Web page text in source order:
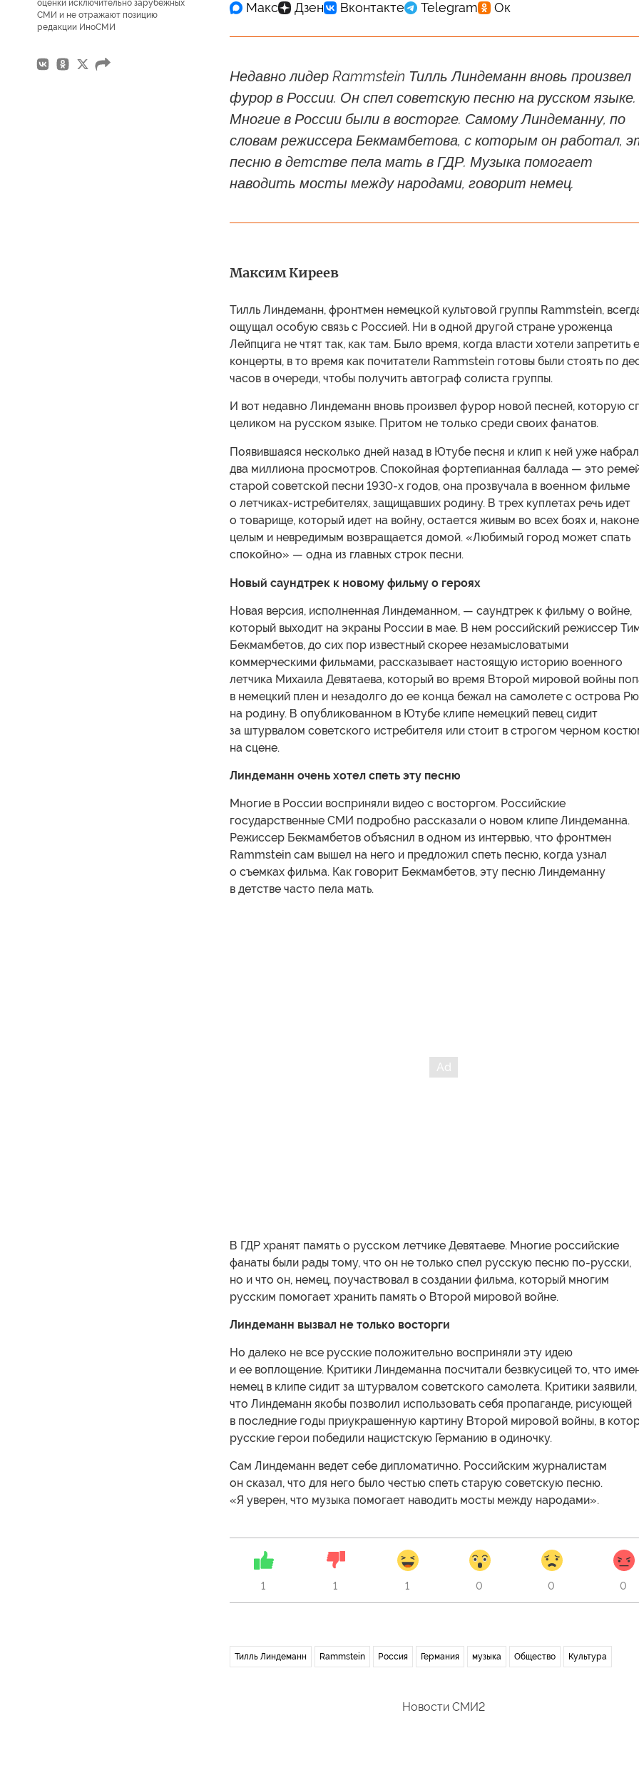
оценки исключительно зарубежных
СМИ и не отражают позицию
редакции ИноСМИ
Недавно лидер Rammstein Тилль Линдеманн вновь произвел
фурор в России. Он спел советскую песню на русском языке.
Многие в России были в восторге. Самому Линдеманну, по
словам режиссера Бекмамбетова, с которым он работал,
песню в детстве пела мать в ГДР. Музыка помогает
наводить мосты между народами, говорит немец.
Максим Киреев
Тилль Линдеманн, фронтмен немецкой культовой группы Rammstein,
ощущал особую связь с Россией. Ни в одной другой стране уроженца
Лейпцига не чтят так, как там. Было время, когда власти хотели запретить
концерты, в то время как почитатели Rammstein готовы были стоять по
часов в очереди, чтобы получить автограф солиста группы.
И вот недавно Линдеманн вновь произвел фурор новой песней, которую
целиком на русском языке. Притом не только среди своих фанатов.
Появившаяся несколько дней назад в Ютубе песня и клип к ней уже
два миллиона просмотров. Спокойная фортепианная баллада — это
старой советской песни 1930-х годов, она прозвучала в военном фильме
о летчиках-истребителях, защищавших родину. В трех куплетах речь идет
о товарище, который идет на войну, остается живым во всех боях и,
целым и невредимым возвращается домой. «Любимый город может спать
спокойно» — одна из главных строк песни.
Новый саундтрек к новому фильму о героях
Новая версия, исполненная Линдеманном, — саундтрек к фильму о войне,
который выходит на экраны России в мае. В нем российский режиссер
Бекмамбетов, до сих пор известный скорее незамысловатыми
коммерческими фильмами, рассказывает настоящую историю военного
летчика Михаила Девятаева, который во время Второй мировой войны
в немецкий плен и незадолго до ее конца бежал на самолете с острова
на родину. В опубликованном в Ютубе клипе немецкий певец сидит
за штурвалом советского истребителя или стоит в строгом черном
на сцене.
Линдеманн очень хотел спеть эту песню
Многие в России восприняли видео с восторгом. Российские
государственные СМИ подробно рассказали о новом клипе Линдеманна.
Режиссер Бекмамбетов объяснил в одном из интервью, что фронтмен
Rammstein сам вышел на него и предложил спеть песню, когда узнал
о съемках фильма. Как говорит Бекмамбетов, эту песню Линдеманну
в детстве часто пела мать.
В ГДР хранят память о русском летчике Девятаеве. Многие российские
фанаты были рады тому, что он не только спел русскую песню по-русски,
но и что он, немец, поучаствовал в создании фильма, который многим
русским помогает хранить память о Второй мировой войне.
Линдеманн вызвал не только восторги
Но далеко не все русские положительно восприняли эту идею
и ее воплощение. Критики Линдеманна посчитали безвкусицей то, что
немец в клипе сидит за штурвалом советского самолета. Критики заявили,
что Линдеманн якобы позволил использовать себя пропаганде, рисующей
в последние годы приукрашенную картину Второй мировой войны, в
русские герои победили нацистскую Германию в одиночку.
Сам Линдеманн ведет себе дипломатично. Российским журналистам
он сказал, что для него было честью спеть старую советскую песню.
«Я уверен, что музыка помогает наводить мосты между народами».
1 1 1 0 0 0
Тилль Линдеманн Rammstein Россия Германия музыка Общество Культура
Новости СМИ2